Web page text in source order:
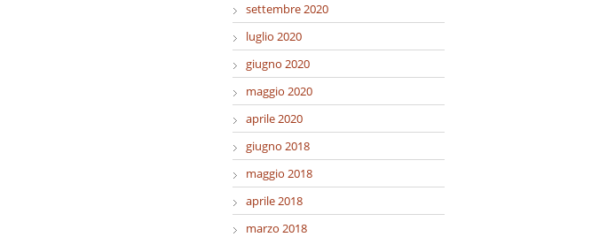
settembre 2020
luglio 2020
giugno 2020
maggio 2020
aprile 2020
giugno 2018
maggio 2018
aprile 2018
marzo 2018